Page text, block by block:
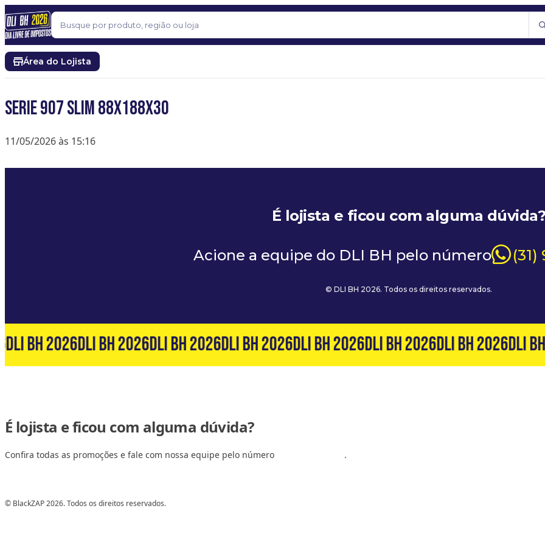
Pular para o conteúdo
Buscar
Área do Lojista
Serie 907 Slim 88x188x30
11/05/2026 às 15:16
É lojista e ficou com alguma dúvida?
Acione a equipe do DLI BH pelo número (31)
© DLI BH 2026. Todos os direitos reservados.
DLI BH 2026DLI BH 2026DLI BH 2026DLI BH 2026DLI BH 2026DLI BH 2026DLI BH 2026DLI
É lojista e ficou com alguma dúvida?
Confira todas as promoções e fale com nossa equipe pelo número .
© BlackZAP 2026. Todos os direitos reservados.